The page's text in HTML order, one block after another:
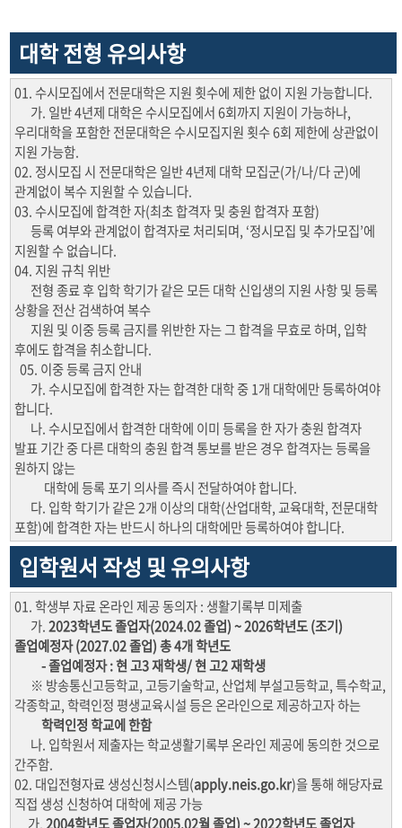
대학 전형 유의사항
01. 수시모집에서 전문대학은 지원 횟수에 제한 없이 지원 가능합니다.
가. 일반 4년제 대학은 수시모집에서 6회까지 지원이 가능하나,
우리대학을 포함한 전문대학은 수시모집지원 횟수 6회 제한에 상관없이
지원 가능함.
02. 정시모집 시 전문대학은 일반 4년제 대학 모집군(가/나/다 군)에
관계없이 복수 지원할 수 있습니다.
03. 수시모집에 합격한 자(최초 합격자 및 충원 합격자 포함)
등록 여부와 관계없이 합격자로 처리되며, ‘정시모집 및 추가모집’에
지원할 수 없습니다.
04. 지원 규칙 위반
전형 종료 후 입학 학기가 같은 모든 대학 신입생의 지원 사항 및 등록
상황을 전산 검색하여 복수
지원 및 이중 등록 금지를 위반한 자는 그 합격을 무효로 하며, 입학
후에도 합격을 취소합니다.
05. 이중 등록 금지 안내
가. 수시모집에 합격한 자는 합격한 대학 중 1개 대학에만 등록하여야
합니다.
나. 수시모집에서 합격한 대학에 이미 등록을 한 자가 충원 합격자
발표 기간 중 다른 대학의 충원 합격 통보를 받은 경우 합격자는 등록을
원하지 않는
대학에 등록 포기 의사를 즉시 전달하여야 합니다.
다. 입학 학기가 같은 2개 이상의 대학(산업대학, 교육대학, 전문대학
포함)에 합격한 자는 반드시 하나의 대학에만 등록하여야 합니다.
입학원서 작성 및 유의사항
01. 학생부 자료 온라인 제공 동의자 : 생활기록부 미제출
가.2023학년도 졸업자(2024.02 졸업) ~ 2026학년도 (조기)
졸업예정자 (2027.02 졸업) 총 4개 학년도
- 졸업예정자 : 현 고3 재학생/ 현 고2 재학생
※ 방송통신고등학교, 고등기술학교, 산업체 부설고등학교, 특수학교,
각종학교, 학력인정 평생교육시설 등은 온라인으로 제공하고자 하는
학력인정 학교에 한함
나. 입학원서 제출자는 학교생활기록부 온라인 제공에 동의한 것으로
간주함.
02. 대입전형자료 생성신청시스템(apply.neis.go.kr)을 통해 해당자료
직접 생성 신청하여 대학에 제공 가능
가.2004학년도 졸업자(2005.02월 졸업) ~ 2022학년도 졸업자